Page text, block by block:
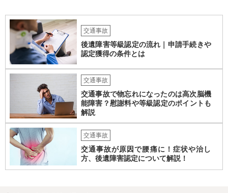
合によっては交渉を任せた方がいいかもしれません。
交通事故
後遺障害等級認定の流れ｜申請手続きや
認定獲得の条件とは
交通事故
交通事故で物忘れになったのは高次脳機
能障害？慰謝料や等級認定のポイントも
解説
交通事故
交通事故が原因で腰痛に！症状や治し
方、後遺障害認定について解説！